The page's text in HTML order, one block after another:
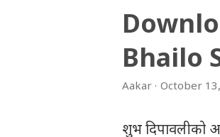
Bhailo
Aakar October
शुभ दिपावलीको